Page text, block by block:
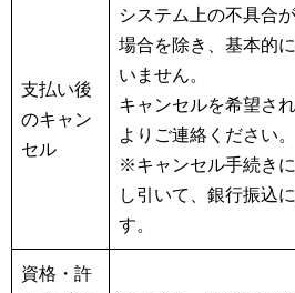
支払い後
のキャン
セル
システム上の不具合
場合を除き、基本的
いません。
キャンセルを希望さ
よりご連絡ください。
※キャンセル手続き
し引いて、銀行振込
す。
資格・許